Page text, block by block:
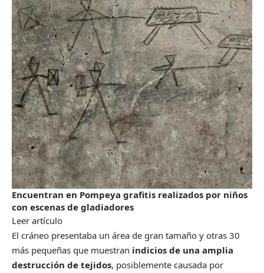
Encuentran en Pompeya grafitis realizados por niños
con escenas de gladiadores
Leer artículo
El cráneo presentaba un área de gran tamaño y otras 30
más pequeñas que muestran indicios de una amplia
destrucción de tejidos, posiblemente causada por